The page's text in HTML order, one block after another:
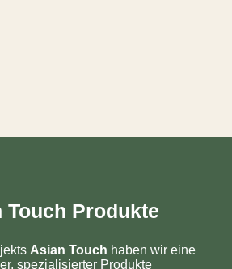
Touch Produkte
Asian Touch haben wir eine
spezialisierter Produkte